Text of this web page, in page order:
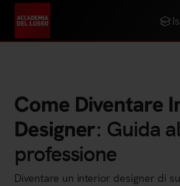
Come Diventare
Designer: Guida
professione
Diventare un interior designer di